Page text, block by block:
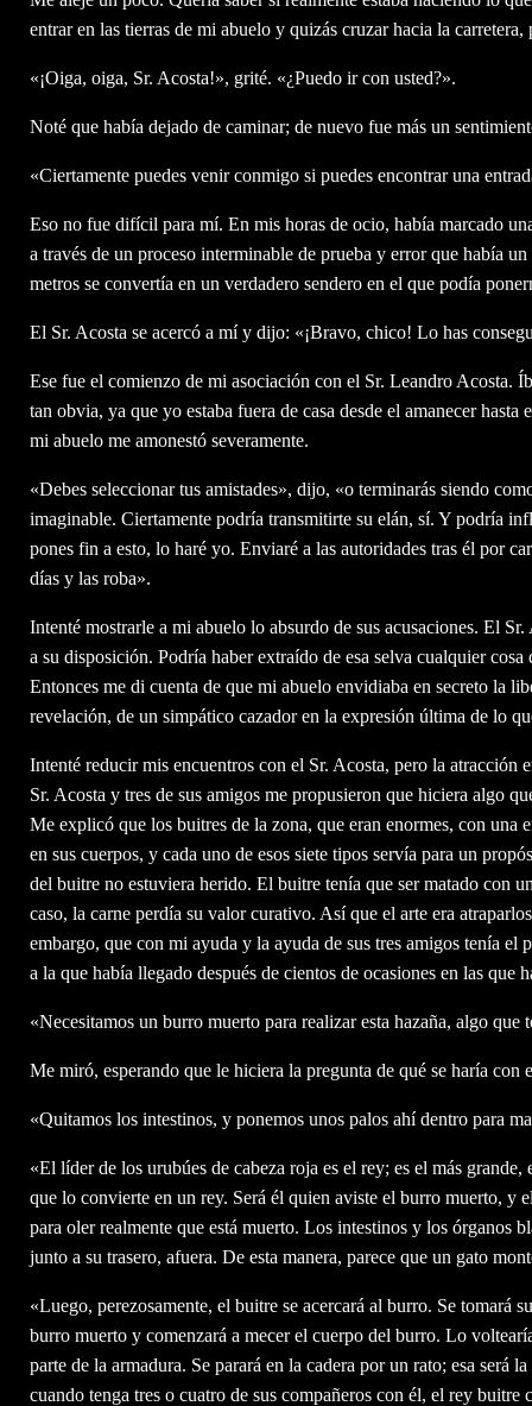
entrar en las tierras de mi abuelo y quizás cruzar hacia la
«¡Oiga, oiga, Sr. Acosta!», grité. «¿Puedo ir con usted?».
Noté que había dejado de caminar; de nuevo fue más un
«Ciertamente puedes venir conmigo si puedes encontrar una
Eso no fue difícil para mí. En mis horas de ocio, había marcado
a través de un proceso interminable de prueba y error que había
metros se convertía en un verdadero sendero en el que podía
El Sr. Acosta se acercó a mí y dijo: «¡Bravo, chico! Lo has
Ese fue el comienzo de mi asociación con el Sr. Leandro Acosta.
tan obvia, ya que yo estaba fuera de casa desde el amanecer
mi abuelo me amonestó severamente.
«Debes seleccionar tus amistades», dijo, «o terminarás siendo
imaginable. Ciertamente podría transmitirte su elán, sí. Y podría
pones fin a esto, lo haré yo. Enviaré a las autoridades tras él por
días y las roba».
Intenté mostrarle a mi abuelo lo absurdo de sus acusaciones. El
a su disposición. Podría haber extraído de esa selva cualquier
Entonces me di cuenta de que mi abuelo envidiaba en secreto la
revelación, de un simpático cazador en la expresión última de lo
Intenté reducir mis encuentros con el Sr. Acosta, pero la atracción
Sr. Acosta y tres de sus amigos me propusieron que hiciera algo
Me explicó que los buitres de la zona, que eran enormes, con una
en sus cuerpos, y cada uno de esos siete tipos servía para un
del buitre no estuviera herido. El buitre tenía que ser matado con
caso, la carne perdía su valor curativo. Así que el arte era
embargo, que con mi ayuda y la ayuda de sus tres amigos tenía
a la que había llegado después de cientos de ocasiones en las
«Necesitamos un burro muerto para realizar esta hazaña, algo
Me miró, esperando que le hiciera la pregunta de qué se haría
«Quitamos los intestinos, y ponemos unos palos ahí dentro para
«El líder de los urubúes de cabeza roja es el rey; es el más
que lo convierte en un rey. Será él quien aviste el burro muerto,
para oler realmente que está muerto. Los intestinos y los órganos
junto a su trasero, afuera. De esta manera, parece que un gato
«Luego, perezosamente, el buitre se acercará al burro. Se tomará
burro muerto y comenzará a mecer el cuerpo del burro. Lo
parte de la armadura. Se parará en la cadera por un rato; esa será
cuando tenga tres o cuatro de sus compañeros con él, el rey buitre